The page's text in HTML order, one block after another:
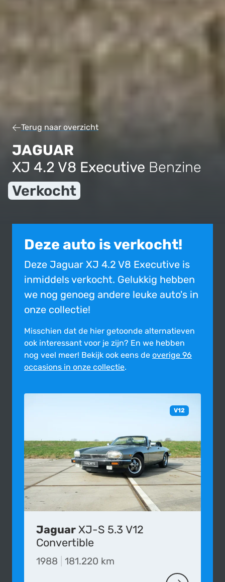
Terug naar overzicht
JAGUAR
XJ 4.2 V8 Executive Benzine
Verkocht
Deze auto is verkocht!
Deze Jaguar XJ 4.2 V8 Executive is
inmiddels verkocht. Gelukkig hebben
we nog genoeg andere leuke auto's in
onze collectie!
Misschien dat de hier getoonde alter­na­tie­ven
ook inte­res­sant voor je zijn? En we hebben
nog veel meer! Bekijk ook eens de overige 96
occasions in onze collectie.
V12
Jaguar XJ-S 5.3 V12
Convertible
1988 181.220 km